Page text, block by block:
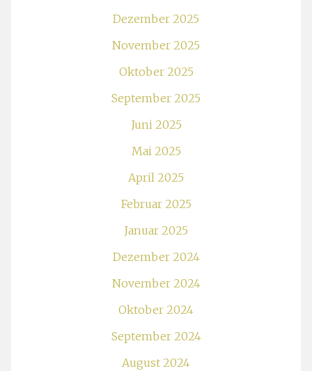
Dezember 2025
November 2025
Oktober 2025
September 2025
Juni 2025
Mai 2025
April 2025
Februar 2025
Januar 2025
Dezember 2024
November 2024
Oktober 2024
September 2024
August 2024